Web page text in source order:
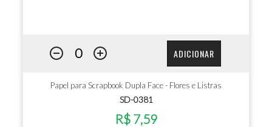
ADICIONAR
Papel para Scrapbook Dupla Face - Flores e Listras
SD-0381
R$ 7,59